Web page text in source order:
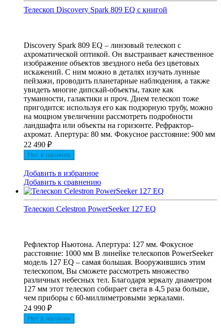
Телескоп Discovery Spark 809 EQ с книгой
Discovery Spark 809 EQ – линзовый телескоп с
ахроматической оптикой. Он выстраивает качественное
изображение объектов звездного неба без цветовых
искажений. С ним можно в деталях изучать лунные
пейзажи, проводить планетарные наблюдения, а также
увидеть многие дипскай-объекты, такие как
туманности, галактики и проч. Днем телескоп тоже
пригодится: используя его как подзорную трубу, можно
на мощном увеличении рассмотреть подробности
ландшафта или объекты на горизонте. Рефрактор-
ахромат. Апертура: 80 мм. Фокусное расстояние: 900 мм
22 490 ₽
Нет в наличии
Добавить в избранное
Добавить к сравнению
Телескоп Celestron PowerSeeker 127 EQ
Рефлектор Ньютона. Апертура: 127 мм. Фокусное
расстояние: 1000 мм В линейке телескопов PowerSeeker
модель 127 EQ – самая большая. Вооружившись этим
телескопом, Вы сможете рассмотреть множество
различных небесных тел. Благодаря зеркалу диаметром
127 мм этот телескоп собирает света в 4,5 раза больше,
чем приборы с 60-миллиметровыми зеркалами.
24 990 ₽
Нет в наличии